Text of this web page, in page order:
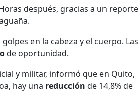
después, gracias a un reporte
en la cabeza y el cuerpo. Las
de oportunidad.
y militar, informó que en Quito,
hay una reducción de 14,8% de